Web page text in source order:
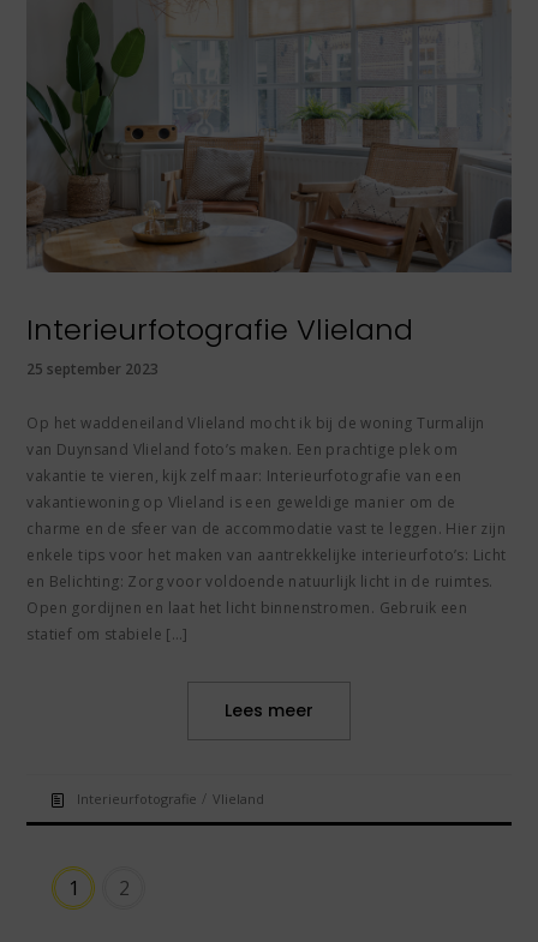
Interieurfotografie Vlieland
25 september 2023
Op het waddeneiland Vlieland mocht ik bij de woning Turmalijn
van Duynsand Vlieland foto’s maken. Een prachtige plek om
vakantie te vieren, kijk zelf maar: Interieurfotografie van een
vakantiewoning op Vlieland is een geweldige manier om de
charme en de sfeer van de accommodatie vast te leggen. Hier zijn
enkele tips voor het maken van aantrekkelijke interieurfoto’s: Licht
en Belichting: Zorg voor voldoende natuurlijk licht in de ruimtes.
Open gordijnen en laat het licht binnenstromen. Gebruik een
statief om stabiele […]
Lees meer
Interieurfotografie /Vlieland
1 2